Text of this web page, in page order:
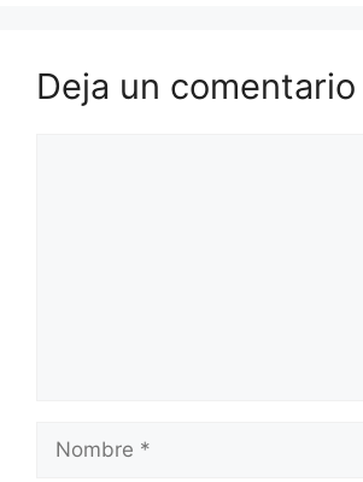
Deja un comentario
Nombre